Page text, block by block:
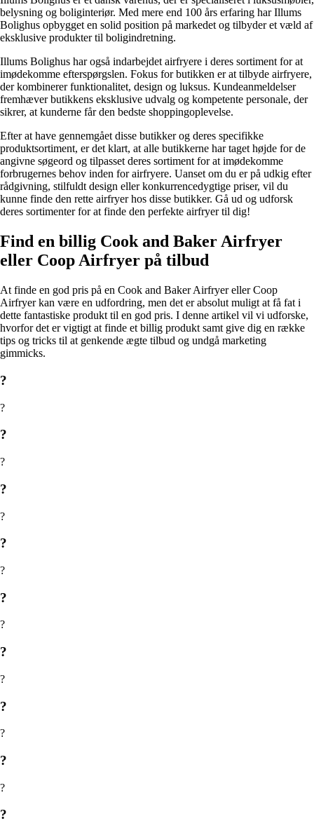
belysning og boliginteriør. Med mere end 100 års erfaring har Illums
Bolighus opbygget en solid position på markedet og tilbyder et væld af
eksklusive produkter til boligindretning.
Illums Bolighus har også indarbejdet airfryere i deres sortiment for at
imødekomme efterspørgslen. Fokus for butikken er at tilbyde airfryere,
der kombinerer funktionalitet, design og luksus. Kundeanmeldelser
fremhæver butikkens eksklusive udvalg og kompetente personale, der
sikrer, at kunderne får den bedste shoppingoplevelse.
Efter at have gennemgået disse butikker og deres specifikke
produktsortiment, er det klart, at alle butikkerne har taget højde for de
angivne søgeord og tilpasset deres sortiment for at imødekomme
forbrugernes behov inden for airfryere. Uanset om du er på udkig efter
rådgivning, stilfuldt design eller konkurrencedygtige priser, vil du
kunne finde den rette airfryer hos disse butikker. Gå ud og udforsk
deres sortimenter for at finde den perfekte airfryer til dig!
Find en billig Cook and Baker Airfryer
eller Coop Airfryer på tilbud
At finde en god pris på en Cook and Baker Airfryer eller Coop
Airfryer kan være en udfordring, men det er absolut muligt at få fat i
dette fantastiske produkt til en god pris. I denne artikel vil vi udforske,
hvorfor det er vigtigt at finde et billig produkt samt give dig en række
tips og tricks til at genkende ægte tilbud og undgå marketing
gimmicks.
?
?
?
?
?
?
?
?
?
?
?
?
?
?
?
?
?